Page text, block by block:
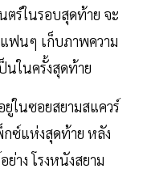
ตร์ในรอบสุดท้าย จะ
ฟนๆ เก็บภาพความ
นในครั้งสุดท้าย
ในซอยสยามสแควร์
กซ์แห่งสุดท้าย หลัง
ย่าง โรงหนังสยาม